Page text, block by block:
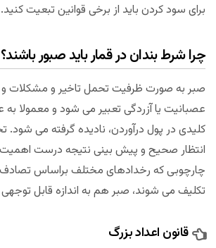
برای سود کردن باید از برخی قوانین تبعیت کنید.
چرا شرط بندان در قمار باید صبور باشند؟
صبر به صورت ظرفیت تحمل تاخیر و مشکلات
عصبانیت یا آزردگی تعبیر می شود و معمولا به
کلیدی در پول درآوردن، نادیده گرفته می
انتظار صحیح و پیش بینی نتیجه درست اهمیت
چارچوبی که رخدادهای مختلف براساس
تکلیف می شوند، صبر هم به اندازه قابل
قانون اعداد بزرگ